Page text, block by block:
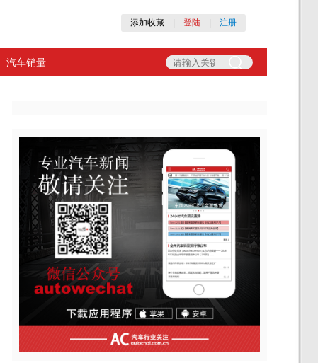
添加收藏 登陆 注册
汽车销量